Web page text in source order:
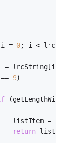
i = 0; i <
=
9)
{
listItem =
return